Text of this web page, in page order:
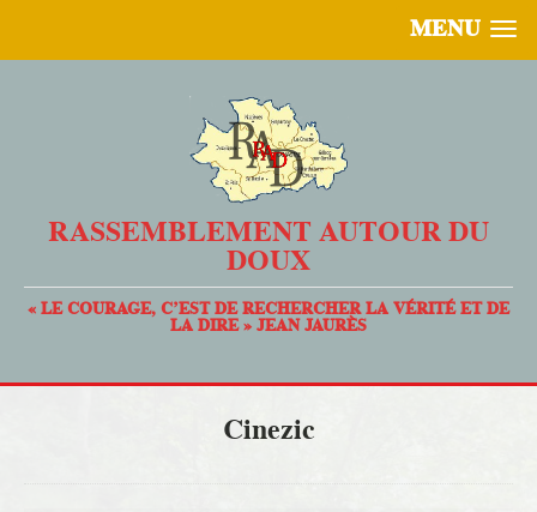
MENU
RASSEMBLEMENT AUTOUR DU
DOUX
« LE COURAGE, C’EST DE RECHERCHER LA VÉRITÉ ET DE
LA DIRE » JEAN JAURÈS
Cinezic